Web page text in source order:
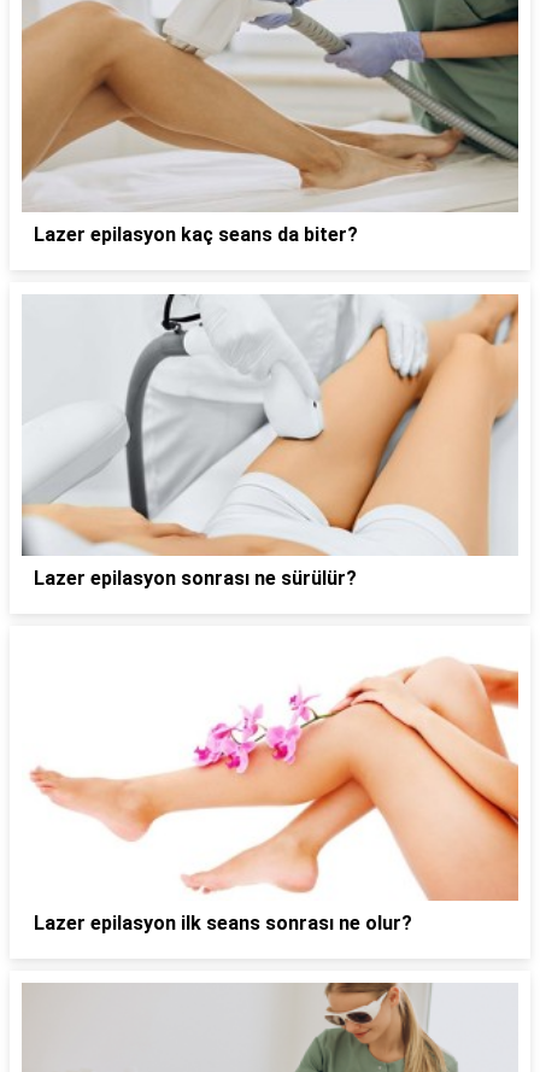
Lazer epilasyon kaç seans da biter?
Lazer epilasyon sonrası ne sürülür?
Lazer epilasyon ilk seans sonrası ne olur?